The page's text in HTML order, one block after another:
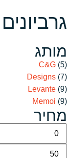
גרביונים
מותג
C&G (5)
Designs (7)
Levante (9)
Memoi (9)
מחיר